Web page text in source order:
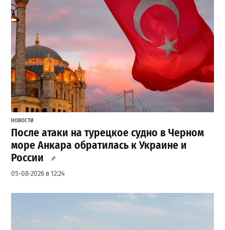
НОВОСТИ
После атаки на турецкое судно в Черном
море Анкара обратилась к Украине и
России
05-08-2026 в 12:24